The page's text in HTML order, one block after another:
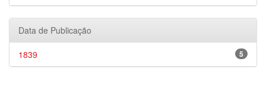
Data de Publicação
5
1839